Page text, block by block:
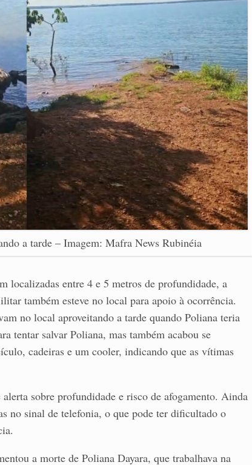
a tarde – Imagem: Mafra News Rubinéia
localizadas entre 4 e 5 metros de profundidade, a
também esteve no local para apoio à ocorrência.
no local aproveitando a tarde quando Poliana teria
tentar salvar Poliana, mas também acabou se
cadeiras e um cooler, indicando que as vítimas
sobre profundidade e risco de afogamento. Ainda
no sinal de telefonia, o que pode ter dificultado o
a morte de Poliana Dayara, que trabalhava na